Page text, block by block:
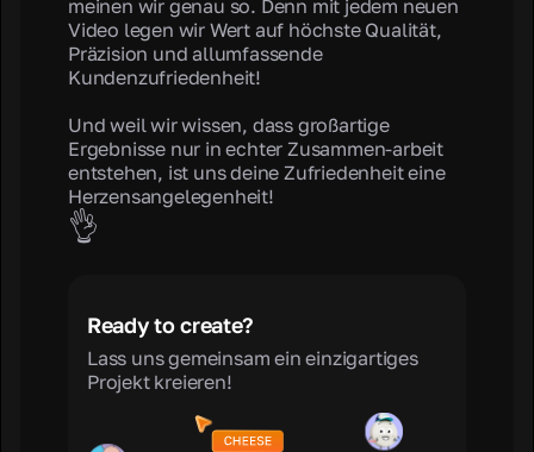
meinen wir genau so. Denn mit jedem neuen
Video legen wir Wert auf höchste Qualität,
Präzision und allumfassende
Kundenzufriedenheit!
Und weil wir wissen, dass großartige
Ergebnisse nur in echter Zusammen-arbeit
entstehen, ist uns deine Zufriedenheit eine
Herzensangelegenheit!
👌
Ready to create?
Lass uns gemeinsam ein einzigartiges
Projekt kreieren!